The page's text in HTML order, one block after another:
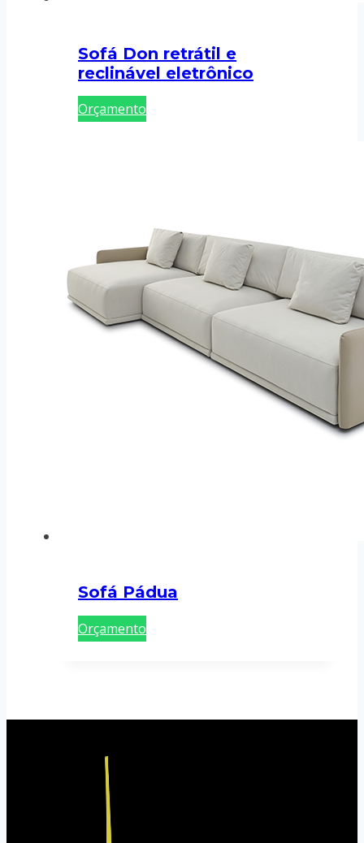
Sofá Don retrátil e
reclinável eletrônico
Orçamento
Sofá Pádua
Orçamento